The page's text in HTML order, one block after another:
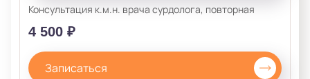
Консультация к.м.н. врача сурдолога, повторная
4 500 ₽
Записаться